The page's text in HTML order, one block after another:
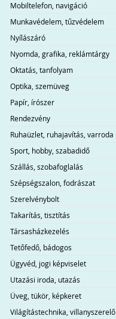
Mobiltelefon, navigáció
Munkavédelem, tűzvédelem
Nyílászáró
Nyomda, grafika, reklámtárgy
Oktatás, tanfolyam
Optika, szemüveg
Papír, írószer
Rendezvény
Ruhaüzlet, ruhajavítás, varroda
Sport, hobby, szabadidő
Szállás, szobafoglalás
Szépségszalon, fodrászat
Szerelvénybolt
Takarítás, tisztítás
Társasházkezelés
Tetőfedő, bádogos
Ügyvéd, jogi képviselet
Utazási iroda, utazás
Üveg, tükör, képkeret
Világítástechnika, villanyszerelő